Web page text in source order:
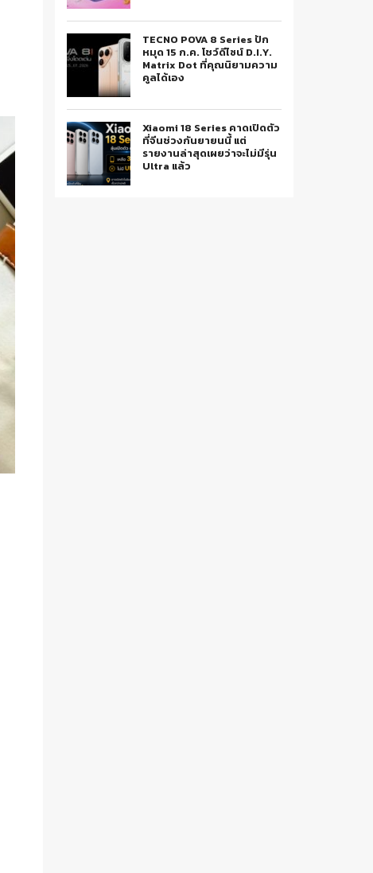
TECNO POVA 8 Series ปัก
หมุด 15 ก.ค. โชว์ดีไซน์ D.I.Y.
Matrix Dot ที่คุณนิยามความ
คูลได้เอง
Xiaomi 18 Series คาดเปิดตัว
ที่จีนช่วงกันยายนนี้ แต่
รายงานล่าสุดเผยว่าจะไม่มีรุ่น
Ultra แล้ว